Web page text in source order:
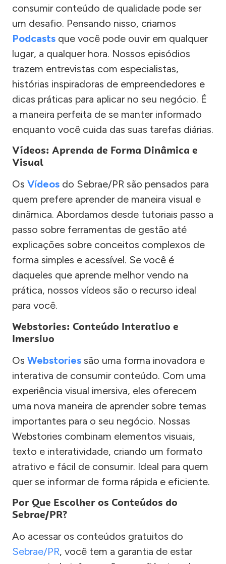
consumir conteúdo de qualidade pode ser
um desafio. Pensando nisso, criamos
Podcasts que você pode ouvir em qualquer
lugar, a qualquer hora. Nossos episódios
trazem entrevistas com especialistas,
histórias inspiradoras de empreendedores e
dicas práticas para aplicar no seu negócio. É
a maneira perfeita de se manter informado
enquanto você cuida das suas tarefas diárias.
Vídeos: Aprenda de Forma Dinâmica e
Visual
Os Vídeos do Sebrae/PR são pensados para
quem prefere aprender de maneira visual e
dinâmica. Abordamos desde tutoriais passo a
passo sobre ferramentas de gestão até
explicações sobre conceitos complexos de
forma simples e acessível. Se você é
daqueles que aprende melhor vendo na
prática, nossos vídeos são o recurso ideal
para você.
Webstories: Conteúdo Interativo e
Imersivo
Os Webstories são uma forma inovadora e
interativa de consumir conteúdo. Com uma
experiência visual imersiva, eles oferecem
uma nova maneira de aprender sobre temas
importantes para o seu negócio. Nossas
Webstories combinam elementos visuais,
texto e interatividade, criando um formato
atrativo e fácil de consumir. Ideal para quem
quer se informar de forma rápida e eficiente.
Por Que Escolher os Conteúdos do
Sebrae/PR?
Ao acessar os conteúdos gratuitos do
Sebrae/PR, você tem a garantia de estar